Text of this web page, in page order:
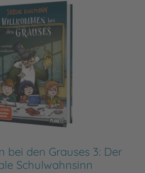
bei den Grauses 3: Der
Schulwahnsinn